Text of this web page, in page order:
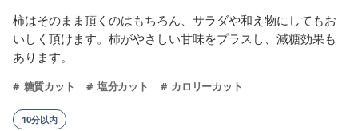
柿はそのまま頂くのはもちろん、サラダや和え物にしてもお
いしく頂けます。柿がやさしい甘味をプラスし、減糖効果も
あります。
糖質カット 塩分カット カロリーカット
10分以内